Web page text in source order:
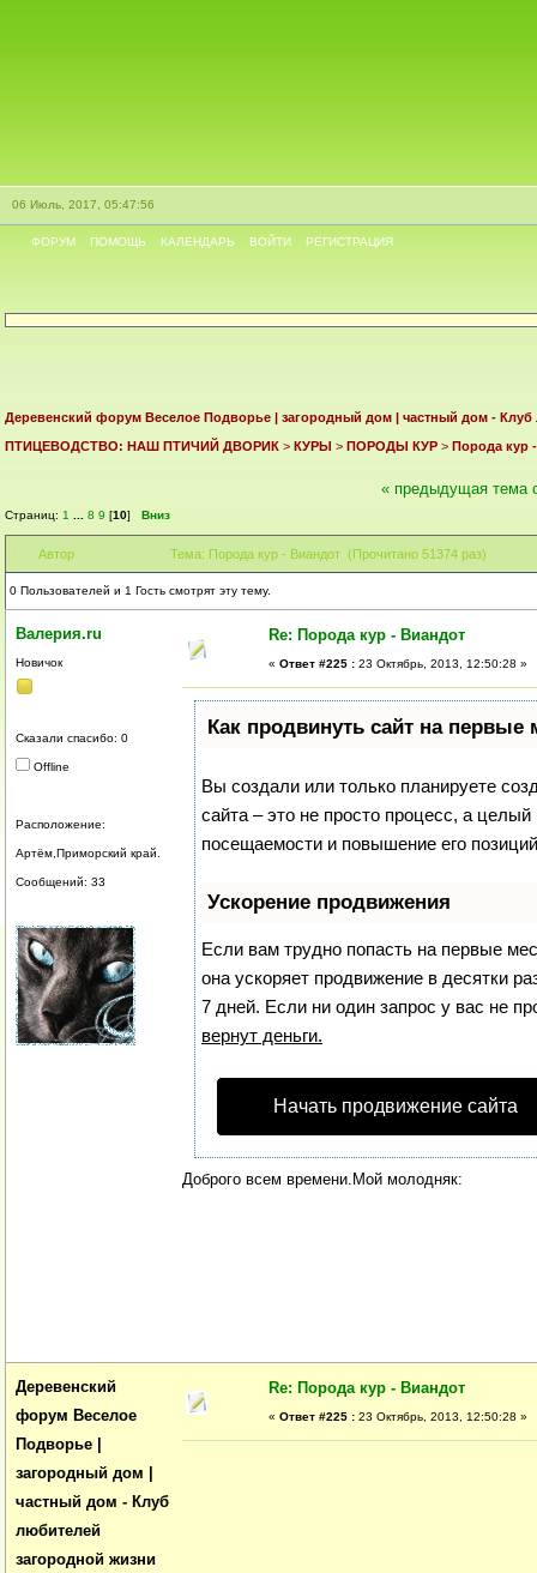
06 Июль, 2017, 05:47:56
ФОРУМ ПОМОЩЬ КАЛЕНДАРЬ ВОЙТИ РЕГИСТРАЦИЯ
Деревенский форум Веселое Подворье | загородный дом | частный дом - Клуб
ПТИЦЕВОДСТВО: НАШ ПТИЧИЙ ДВОРИК > КУРЫ > ПОРОДЫ КУР > Порода кур
Страниц: 1 8 9 [10] Вниз
« предыдущая тема
Автор Тема: Порода кур - Виандот (Прочитано 51374 раз)
0 Пользователей и 1 Гость смотрят эту тему.
Валерия.ru
Новичок
Сказали спасибо: 0
Offline
Расположение:
Артём,Приморский край.
Сообщений: 33
Re: Порода кур - Виандот
« Ответ #225 : 23 Октябрь, 2013, 12:50:28 »
Как продвинуть сайт на первые
Вы создали или только планируете
сайта – это не просто процесс, а
посещаемости и повышение его
Ускорение продвижения
Если вам трудно попасть на первые
она ускоряет продвижение в десятки
7 дней. Если ни один запрос у вас не
вернут деньги.
Начать продвижение сайта
Доброго всем времени.Мой молодняк:
Деревенский
форум Веселое
Подворье |
загородный дом |
частный дом - Клуб
любителей
загородной жизни
Re: Порода кур - Виандот
« Ответ #225 : 23 Октябрь, 2013, 12:50:28 »